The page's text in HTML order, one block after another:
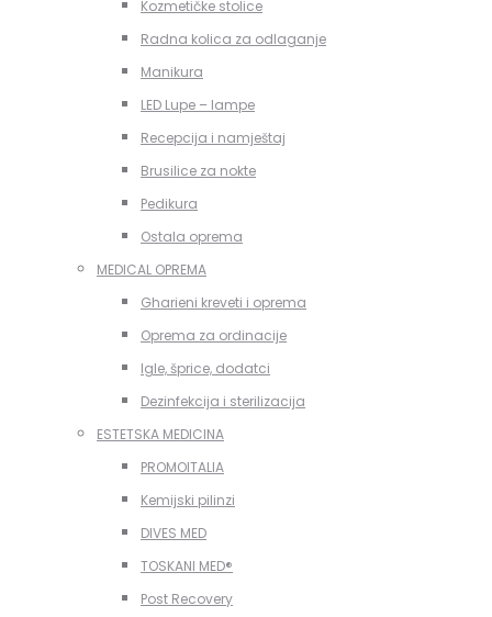
Kozmetičke stolice
Radna kolica za odlaganje
Manikura
LED Lupe – lampe
Recepcija i namještaj
Brusilice za nokte
Pedikura
Ostala oprema
MEDICAL OPREMA
Gharieni kreveti i oprema
Oprema za ordinacije
Igle, šprice, dodatci
Dezinfekcija i sterilizacija
ESTETSKA MEDICINA
PROMOITALIA
Kemijski pilinzi
DIVES MED
TOSKANI MED®️
Post Recovery